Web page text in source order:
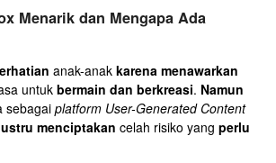
Menarik dan Mengapa Ada
anak-anak karena menawarkan
untuk bermain dan berkreasi. Namun
sebagaiplatform User-Generated Content
menciptakan celah risiko yang perlu